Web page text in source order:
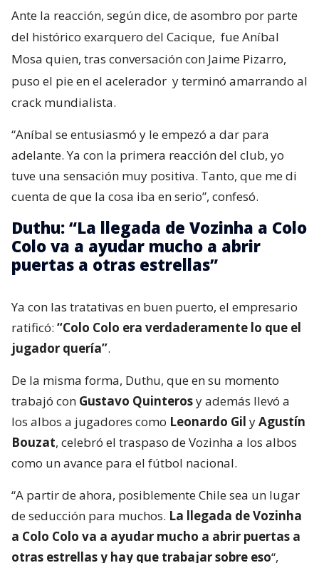
Ante la reacción, según dice, de asombro por parte
del histórico exarquero del Cacique, fue Aníbal
Mosa quien, tras conversación con Jaime Pizarro,
puso el pie en el acelerador y terminó amarrando al
crack mundialista.
“Aníbal se entusiasmó y le empezó a dar para
adelante. Ya con la primera reacción del club, yo
tuve una sensación muy positiva. Tanto, que me di
cuenta de que la cosa iba en serio”, confesó.
Duthu: “La llegada de Vozinha a Colo
Colo va a ayudar mucho a abrir
puertas a otras estrellas”
Ya con las tratativas en buen puerto, el empresario
ratificó: “Colo Colo era verdaderamente lo que el
jugador quería”.
De la misma forma, Duthu, que en su momento
trabajó con Gustavo Quinterosy además llevó a
los albos a jugadores como Leonardo Gil yAgustín
Bouzat, celebró el traspaso de Vozinha a los albos
como un avance para el fútbol nacional.
“A partir de ahora, posiblemente Chile sea un lugar
de seducción para muchos. La llegada de Vozinha
a Colo Colo va a ayudar mucho a abrir puertas a
otras estrellas y hay que trabajar sobre eso“,